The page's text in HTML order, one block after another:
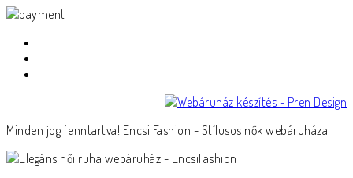
Minden jog fenntartva! Encsi Fashion - Stílusos nők webáruháza